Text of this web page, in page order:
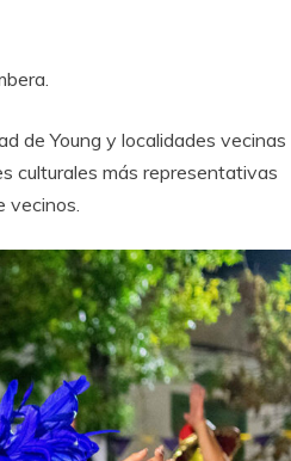
de Young y localidades vecinas
culturales más representativas
vecinos.